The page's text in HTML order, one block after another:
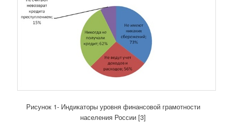
Рисунок 1- Индикаторы уровня финансовой грамотности
населения России [3]